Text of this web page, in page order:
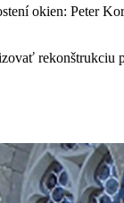
okien: Peter